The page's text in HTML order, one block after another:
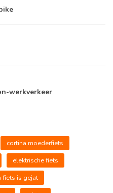
werkverkeer
cortina moederfiets
elektrische fiets
fiets is gejat